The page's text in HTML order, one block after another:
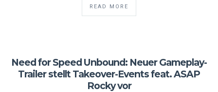
READ MORE
Need for Speed Unbound: Neuer Gameplay-
Trailer stellt Takeover-Events feat. ASAP
Rocky vor